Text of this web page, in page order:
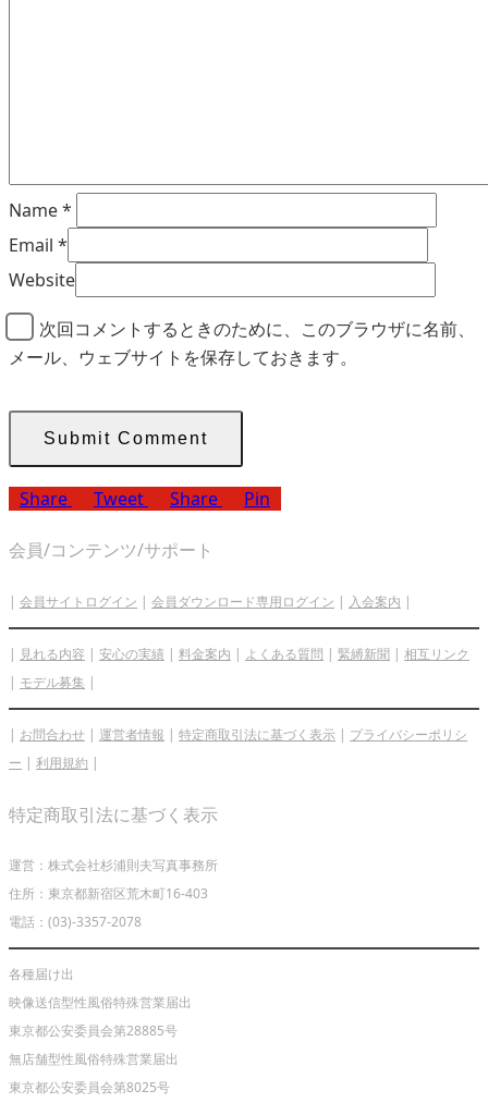
Name*
Email *
Website
次回コメントするときのために、このブラウザに名前、
メール、ウェブサイトを保存しておきます。
Share Tweet Share Pin
会員/コンテンツ/サポート
| 会員サイトログイン | 会員ダウンロード専用ログイン | 入会案内 |
| 見れる内容 | 安心の実績 | 料金案内 | よくある質問 | 緊縛新聞 | 相互リンク
| モデル募集 |
| お問合わせ | 運営者情報 | 特定商取引法に基づく表示 | プライバシーポリシ
ー | 利用規約 |
特定商取引法に基づく表示
運営：株式会社杉浦則夫写真事務所
住所：東京都新宿区荒木町16-403
電話：(03)-3357-2078
各種届け出
映像送信型性風俗特殊営業届出
東京都公安委員会第28885号
無店舗型性風俗特殊営業届出
東京都公安委員会第8025号